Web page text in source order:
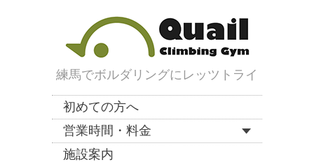
練馬でボルダリングにレッツトライ
初めての方へ
営業時間・料金
施設案内